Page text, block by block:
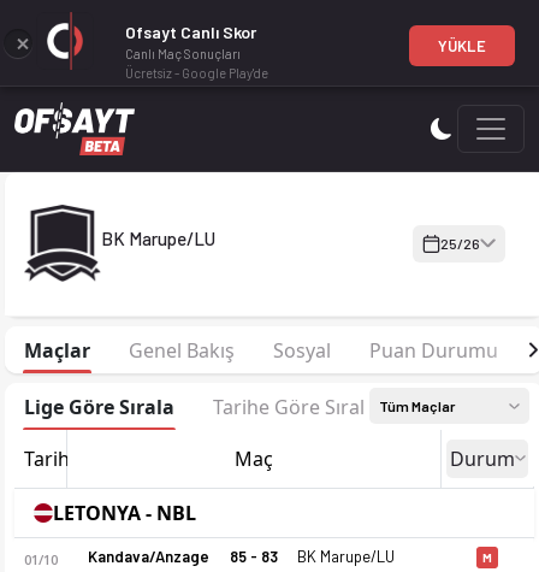
BK Marupe/LU 25-26 sezonu kadrosu, maç fikstürü, puan
BK Marupe/LU 25/26
Maçlar Genel Bakış Sosyal Puan Durumu
Lige Göre Sırala Tarihe Göre Sırala Tüm Maçlar
Tarih Maç Durum
LETONYA - NBL
01/10 Kandava/Anzage 85 - 83 BK Marupe/LU M
Ofsayt Canlı Skor
Canlı Maç Sonuçları
Ücretsiz - Google Play'de
YÜKLE